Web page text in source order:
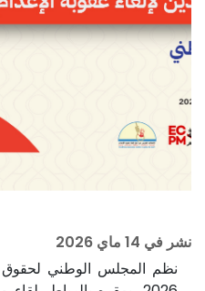
نشر في 14 ماي 2026